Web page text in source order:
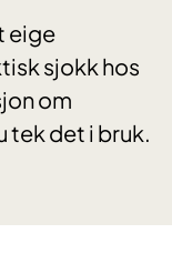
eige
sjokk hos
om
tek det i bruk.